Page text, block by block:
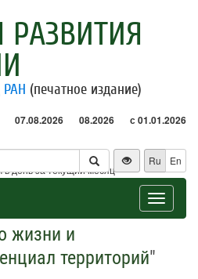
РАН (печатное издание)
07.08.2026 08.2026 с 01.01.2026
в день за текущий месяц
Ru En
Toggle
жизни и
территорий"